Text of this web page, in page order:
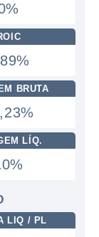
BRUTA
LÍQ.
LIQ / PL